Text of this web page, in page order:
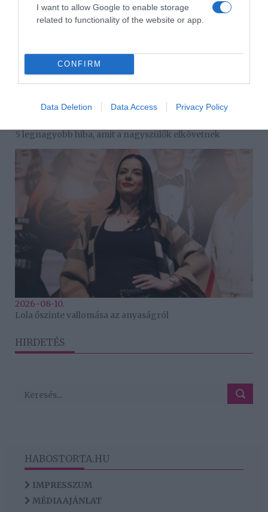
I want to allow Google to enable storage
related to functionality of the website or app.
CONFIRM
Data Deletion Data Access Privacy Policy
5 legnagyobb hiba, amit a nagyszülők elkövetnek
2026-08-10.
Lola őszinte vallomása az anyaságról
HIRDETÉS
HABOSTORTA.HU
IMPRESSZUM
MÉDIAAJÁNLAT